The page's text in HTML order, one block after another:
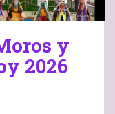
y
2026